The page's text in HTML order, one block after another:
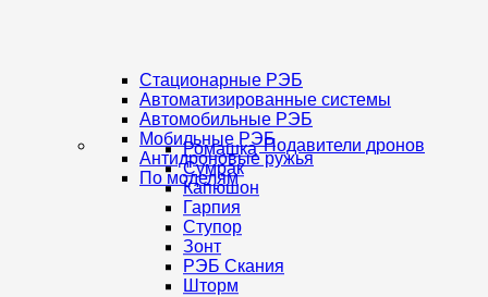
Подавители дронов
Стационарные РЭБ
Автоматизированные системы
Автомобильные РЭБ
Мобильные РЭБ
Антидроновые ружья
По моделям
Ромашка
Сумрак
Капюшон
Гарпия
Ступор
Зонт
РЭБ Скания
Шторм